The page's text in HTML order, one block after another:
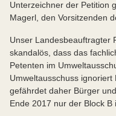
Unterzeichner der Petition
Magerl, den Vorsitzenden
Unser Landesbeauftragter
skandalös, dass das
Petenten im
Umweltausschuss
gefährdet daher Bürger
Ende 2017 nur der Block B